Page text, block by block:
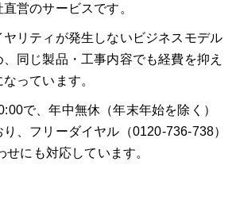
営のサービスです。
リティが発生しないビジネスモデル
同じ製品・工事内容でも経費を抑え
っています。
で、年中無休（年末年始を除く）
、フリーダイヤル（0120-736-738）
にも対応しています。